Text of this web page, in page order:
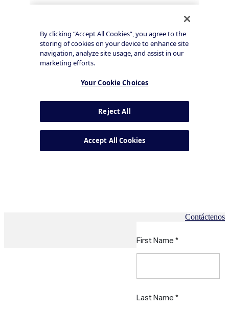
Contáctenos